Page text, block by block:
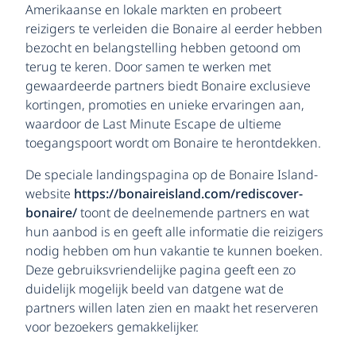
Amerikaanse en lokale markten en probeert
reizigers te verleiden die Bonaire al eerder hebben
bezocht en belangstelling hebben getoond om
terug te keren. Door samen te werken met
gewaardeerde partners biedt Bonaire exclusieve
kortingen, promoties en unieke ervaringen aan,
waardoor de Last Minute Escape de ultieme
toegangspoort wordt om Bonaire te herontdekken.
De speciale landingspagina op de Bonaire Island-
website https://bonaireisland.com/rediscover-
bonaire/toont de deelnemende partners en wat
hun aanbod is en geeft alle informatie die reizigers
nodig hebben om hun vakantie te kunnen boeken.
Deze gebruiksvriendelijke pagina geeft een zo
duidelijk mogelijk beeld van datgene wat de
partners willen laten zien en maakt het reserveren
voor bezoekers gemakkelijker.